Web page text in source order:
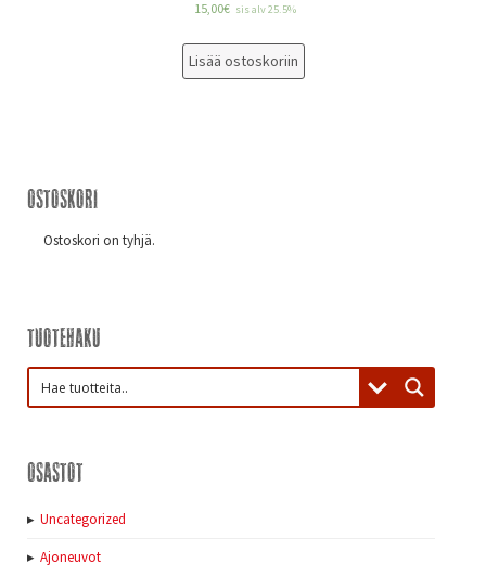
15,00€ sis alv 25.5%
Lisää ostoskoriin
Ostoskori
Ostoskori on tyhjä.
Tuotehaku
Osastot
Uncategorized
Ajoneuvot